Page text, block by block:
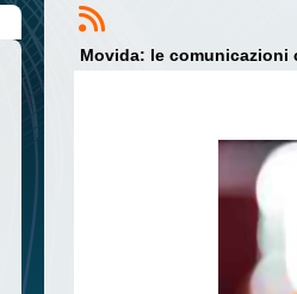
Movida: le comunicazioni